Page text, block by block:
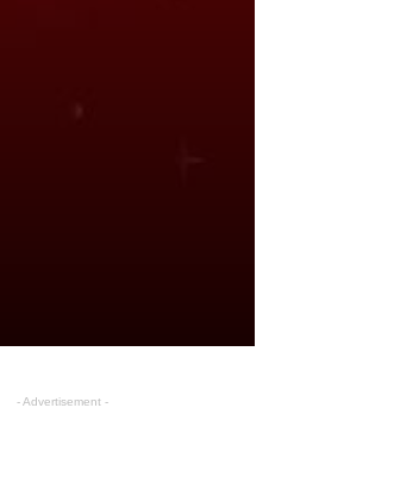
- Advertisement -